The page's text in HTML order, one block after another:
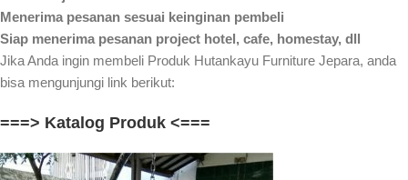
Menerima pesanan sesuai keinginan pembeli
Siap menerima pesanan project hotel, cafe, homestay, dll
Jika Anda ingin membeli Produk Hutankayu Furniture Jepara, anda
bisa mengunjungi link berikut:
===> Katalog Produk <===